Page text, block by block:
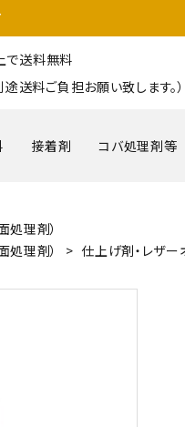
で送料無料
送料ご負担お願い致します。）
接着剤 コバ処理剤等
処理剤）
処理剤） > 仕上げ剤・レザー